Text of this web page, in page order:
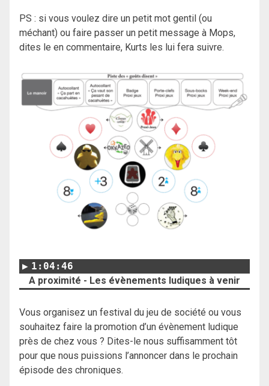
PS : si vous voulez dire un petit mot gentil (ou
méchant) ou faire passer un petit message à Mops,
dites le en commentaire, Kurts les lui fera suivre.
1:04:46
A proximité - Les évènements ludiques à venir
Vous organisez un festival du jeu de société ou vous
souhaitez faire la promotion d’un évènement ludique
près de chez vous ? Dites-le nous suffisamment tôt
pour que nous puissions l’annoncer dans le prochain
épisode des chroniques.